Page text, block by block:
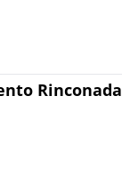
Rinconada